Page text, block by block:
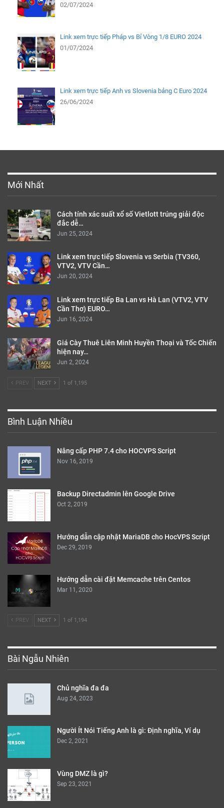
02/07/2024
Link xem trực tiếp Pháp vs Bỉ Vòng 1/8 EURO 2024
01/07/2024
Link xem trực tiếp Anh vs Slovenia bảng C Euro 2024
26/06/2024
Mới Nhất
Cách tính xác suất xổ số Vietlott trúng giải độc
đắc dễ…
Jun 25, 2024
Link xem trực tiếp Slovenia vs Serbia (TV360,
VTV2, VTV Cần…
Jun 20, 2024
Link xem trực tiếp Ba Lan vs Hà Lan (VTV2, VTV
Cần Thơ) EURO…
Jun 16, 2024
Giá Cày Thuê Liên Minh Huyền Thoại và Tốc Chiến
hiện nay…
Jun 2, 2024
PREV NEXT 1 of 1,195
Bình Luận Nhiều
Nâng cấp PHP 7.4 cho HOCVPS Script
Nov 16, 2019
Backup Directadmin lên Google Drive
Oct 2, 2019
Hướng dẫn cập nhật MariaDB cho HocVPS Script
Dec 29, 2019
Hướng dẫn cài đặt Memcache trên Centos
Mar 11, 2020
PREV NEXT 1 of 1,194
Bài Ngẫu Nhiên
Chủ nghĩa đa đa
Aug 24, 2023
Người Ít Nói Tiếng Anh là gì: Định nghĩa, Ví dụ
Dec 2, 2021
Vùng DMZ là gì?
Sep 23, 2021